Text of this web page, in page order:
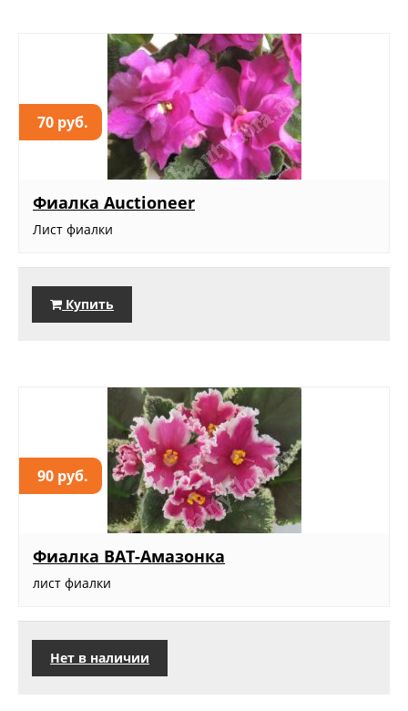
70 руб.
Фиалка Auctioneer
Лист фиалки
Купить
90 руб.
Фиалка ВАТ-Амазонка
лист фиалки
Нет в наличии